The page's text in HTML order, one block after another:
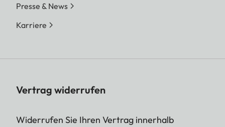
Presse & News
Karriere
Vertrag widerrufen
Widerrufen Sie Ihren Vertrag innerhalb